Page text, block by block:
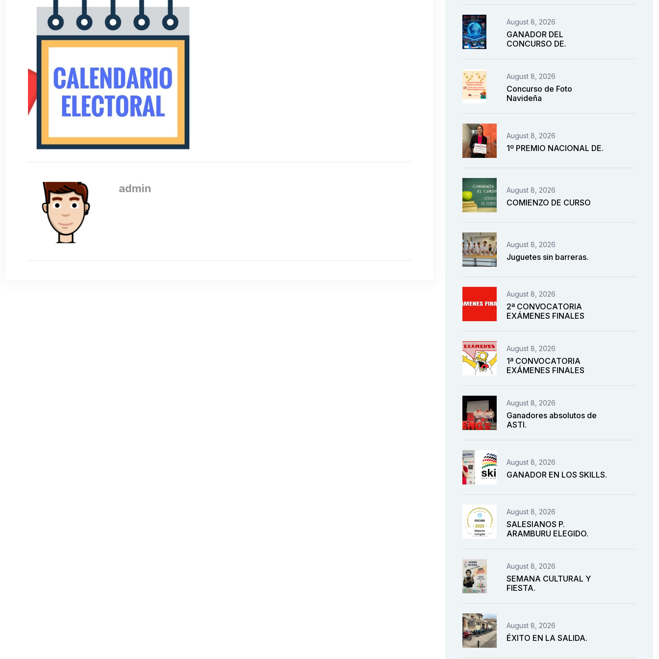
admin
August 8, 2026
GANADOR DEL
CONCURSO DE.
August 8, 2026
Concurso de Foto
Navideña
August 8, 2026
1º PREMIO NACIONAL DE.
August 8, 2026
COMIENZO DE CURSO
August 8, 2026
Juguetes sin barreras.
August 8, 2026
2ª CONVOCATORIA
EXÁMENES FINALES
August 8, 2026
1ª CONVOCATORIA
EXÁMENES FINALES
August 8, 2026
Ganadores absolutos de
ASTI.
August 8, 2026
GANADOR EN LOS SKILLS.
August 8, 2026
SALESIANOS P.
ARAMBURU ELEGIDO.
August 8, 2026
SEMANA CULTURAL Y
FIESTA.
August 8, 2026
ÉXITO EN LA SALIDA.